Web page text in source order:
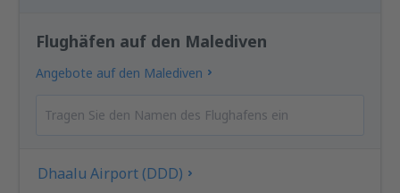
Flughäfen auf den Malediven
Angebote auf den Malediven
Dhaalu Airport (DDD)